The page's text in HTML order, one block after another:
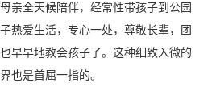
亲全天候陪伴，经常性带孩子到公园
热爱生活，专心一处，尊敬长辈，团
早早地教会孩子了。这种细致入微的
也是首屈一指的。